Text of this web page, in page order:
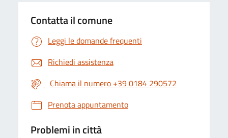
Contatta il comune
Leggi le domande frequenti
Richiedi assistenza
Chiama il numero +39 0184 290572
Prenota appuntamento
Problemi in città